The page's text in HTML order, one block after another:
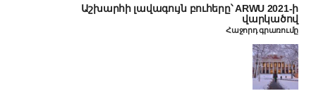
Աշխարհի լավագույն բուհերը՝ ARWU 2021-ի
վարկածով
Հաջորդ գրառումը